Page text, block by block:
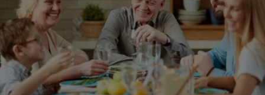
Devozione
e
fede
Parola
del
giorno
Santo